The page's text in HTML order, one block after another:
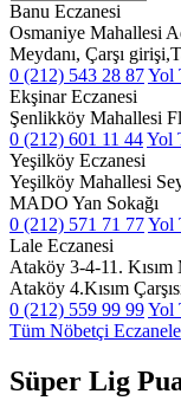
Banu Eczanesi
Osmaniye Mahallesi
Meydanı, Çarşı
0 (212) 543 28 87Yol
Ekşinar Eczanesi
Şenlikköy Mahallesi
0 (212) 601 11 44Yol
Yeşilköy Eczanesi
Yeşilköy Mahallesi
MADO Yan Sokağı
0 (212) 571 71 77Yol
Lale Eczanesi
Ataköy 3-4-11.
Ataköy 4.Kısım
0 (212) 559 99 99Yol
Tüm Nöbetçi
Süper Lig